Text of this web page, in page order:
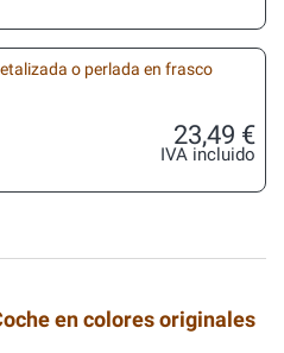
o perlada en frasco
23,49 €
IVA incluido
en colores originales